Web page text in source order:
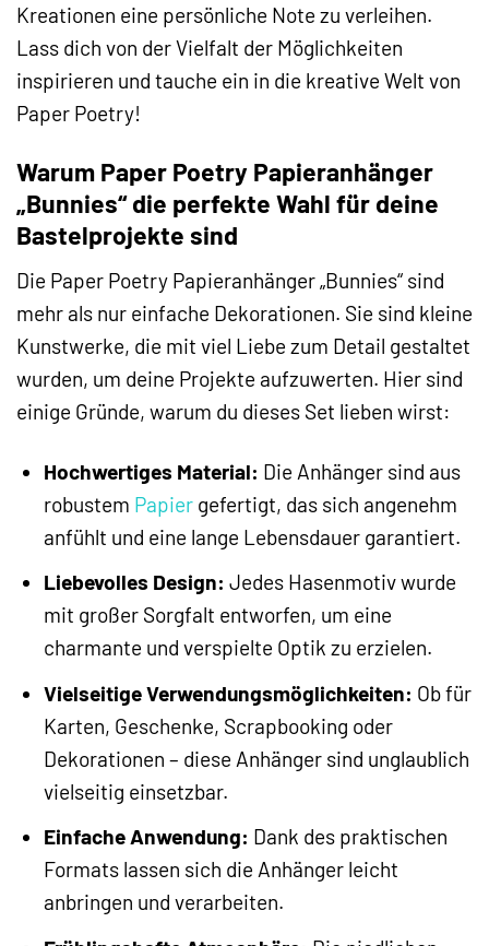
Kreationen eine persönliche Note zu verleihen.
Lass dich von der Vielfalt der Möglichkeiten
inspirieren und tauche ein in die kreative Welt von
Paper Poetry!
Warum Paper Poetry Papieranhänger
„Bunnies“ die perfekte Wahl für deine
Bastelprojekte sind
Die Paper Poetry Papieranhänger „Bunnies“ sind
mehr als nur einfache Dekorationen. Sie sind kleine
Kunstwerke, die mit viel Liebe zum Detail gestaltet
wurden, um deine Projekte aufzuwerten. Hier sind
einige Gründe, warum du dieses Set lieben wirst:
Hochwertiges Material: Die Anhänger sind aus
robustem Papiergefertigt, das sich angenehm
anfühlt und eine lange Lebensdauer garantiert.
Liebevolles Design: Jedes Hasenmotiv wurde
mit großer Sorgfalt entworfen, um eine
charmante und verspielte Optik zu erzielen.
Vielseitige Verwendungsmöglichkeiten: Ob für
Karten, Geschenke, Scrapbooking oder
Dekorationen – diese Anhänger sind unglaublich
vielseitig einsetzbar.
Einfache Anwendung: Dank des praktischen
Formats lassen sich die Anhänger leicht
anbringen und verarbeiten.